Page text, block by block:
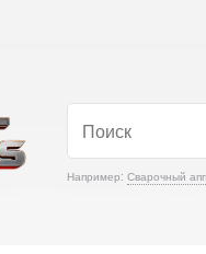
Например: Сварочный